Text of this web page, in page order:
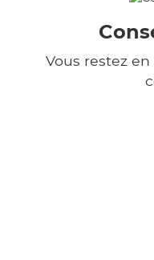
Vous restez